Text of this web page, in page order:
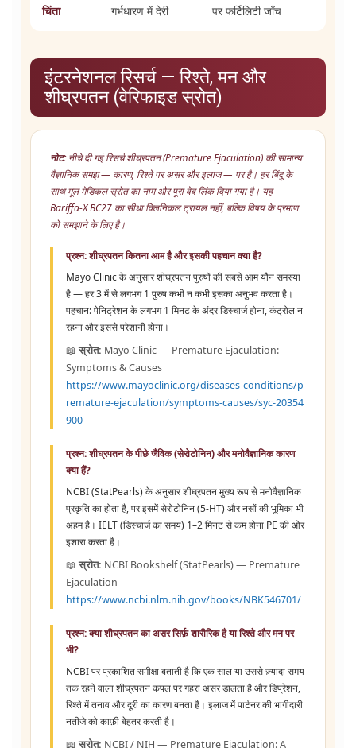
चिंता
गर्भधारण में देरी
पर फर्टिलिटी जाँच
इंटरनेशनल रिसर्च — रिश्ते, मन और
शीघ्रपतन (वेरिफाइड स्रोत)
नोट:नीचे दी गई रिसर्च शीघ्रपतन (Premature Ejaculation) की सामान्य
वैज्ञानिक समझ — कारण, रिश्ते पर असर और इलाज — पर है। हर बिंदु के
साथ मूल मेडिकल स्रोत का नाम और पूरा वेब लिंक दिया गया है। यह
Bariffa-X BC27 का सीधा क्लिनिकल ट्रायल नहीं, बल्कि विषय के प्रमाण
को समझाने के लिए है।
प्रश्न: शीघ्रपतन कितना आम है और इसकी पहचान क्या है?
Mayo Clinic के अनुसार शीघ्रपतन पुरुषों की सबसे आम यौन समस्या
है — हर 3 में से लगभग 1 पुरुष कभी न कभी इसका अनुभव करता है।
पहचान: पेनिट्रेशन के लगभग 1 मिनट के अंदर डिस्चार्ज होना, कंट्रोल न
रहना और इससे परेशानी होना।
📖 स्रोत: Mayo Clinic — Premature Ejaculation:
Symptoms & Causes
https://www.mayoclinic.org/diseases-conditions/p
remature-ejaculation/symptoms-causes/syc-20354
900
प्रश्न: शीघ्रपतन के पीछे जैविक (सेरोटोनिन) और मनोवैज्ञानिक कारण
क्या हैं?
NCBI (StatPearls) के अनुसार शीघ्रपतन मुख्य रूप से मनोवैज्ञानिक
प्रकृति का होता है, पर इसमें सेरोटोनिन (5-HT) और नसों की भूमिका भी
अहम है। IELT (डिस्चार्ज का समय) 1–2 मिनट से कम होना PE की ओर
इशारा करता है।
📖 स्रोत: NCBI Bookshelf (StatPearls) — Premature
Ejaculation
https://www.ncbi.nlm.nih.gov/books/NBK546701/
प्रश्न: क्या शीघ्रपतन का असर सिर्फ़ शारीरिक है या रिश्ते और मन पर
भी?
NCBI पर प्रकाशित समीक्षा बताती है कि एक साल या उससे ज़्यादा समय
तक रहने वाला शीघ्रपतन कपल पर गहरा असर डालता है और डिप्रेशन,
रिश्ते में तनाव और दूरी का कारण बनता है। इलाज में पार्टनर की भागीदारी
नतीजे को काफ़ी बेहतर करती है।
📖 स्रोत: NCBI / NIH — Premature Ejaculation: A